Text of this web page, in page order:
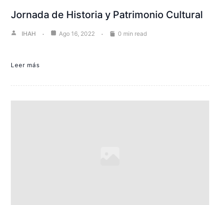
Jornada de Historia y Patrimonio Cultural
IHAH Ago 16, 2022 0 min read
Leer más